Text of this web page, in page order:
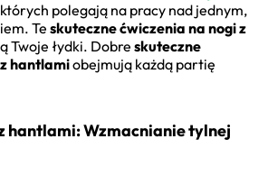
których polegają na pracy nad jednym,
Te skuteczne ćwiczenia na nogi z
Twoje łydki. Dobre skuteczne
hantlamiobejmują każdą partię
hantlami: Wzmacnianie tylnej